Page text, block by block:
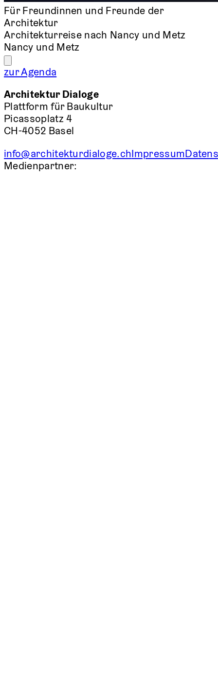
Für Freundinnen und Freunde der
Architektur
Architekturreise nach Nancy und Metz
Nancy und Metz
zur Agenda
Architektur Dialoge
Plattform für Baukultur
Picassoplatz 4
CH-4052 Basel
info@architekturdialoge.chImpressum
Medienpartner: